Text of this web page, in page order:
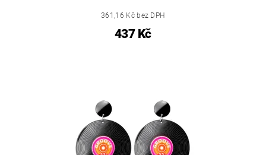
361,16 Kč bez DPH
437 Kč